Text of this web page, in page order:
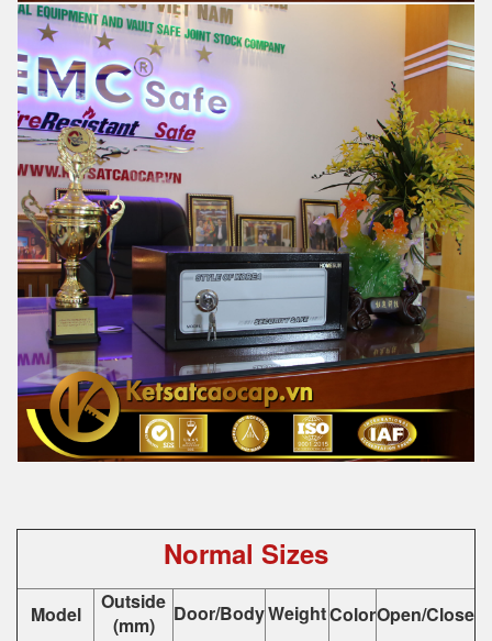
Normal Sizes
Model
Outside
(mm)
Door/BodyWeightColorOpen/Close